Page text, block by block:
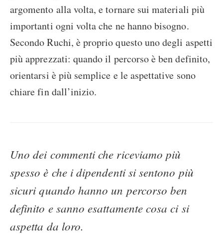
argomento alla volta, e tornare sui materiali più
importanti ogni volta che ne hanno bisogno.
Secondo Ruchi, è proprio questo uno degli aspetti
più apprezzati: quando il percorso è ben definito,
orientarsi è più semplice e le aspettative sono
chiare fin dall’inizio.
Uno dei commenti che riceviamo più
spesso è che i dipendenti si sentono più
sicuri quando hanno un percorso ben
definito e sanno esattamente cosa ci si
aspetta da loro.